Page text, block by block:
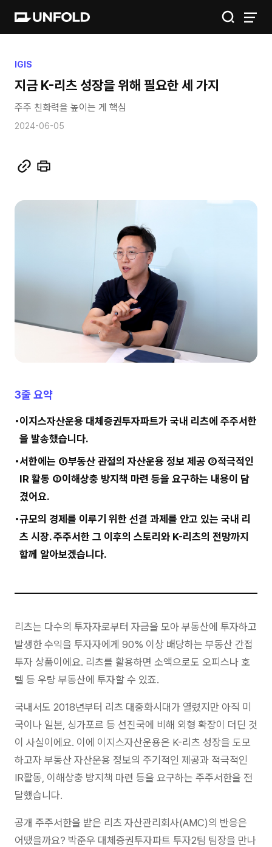
IGIS
공간
IGIS
지금 K-리츠 성장을 위해 필요한 세 가지
주주 친화력을 높이는 게 핵심
2024-06-05
3줄 요약
이지스자산운용 대체증권투자파트가 국내 리츠에 주주서한
을 발송했습니다.
서한에는 ①부동산 관점의 자산운용 정보 제공 ②적극적인
IR 활동 ③이해상충 방지책 마련 등을 요구하는 내용이 담
겼어요.
규모의 경제를 이루기 위한 선결 과제를 안고 있는 국내 리
츠 시장. 주주서한 그 이후의 스토리와 K-리츠의 전망까지
함께 알아보겠습니다.
리츠는 다수의 투자자로부터 자금을 모아 부동산에 투자하고
발생한 수익을 투자자에게 90% 이상 배당하는 부동산 간접
투자 상품이에요. 리츠를 활용하면 소액으로도 오피스나 호
텔 등 우량 부동산에 투자할 수 있죠.
국내서도 2018년부터 리츠 대중화시대가 열렸지만 아직 미
국이나 일본, 싱가포르 등 선진국에 비해 외형 확장이 더딘 것
이 사실이에요. 이에 이지스자산운용은 K-리츠 성장을 도모
하고자 부동산 자산운용 정보의 주기적인 제공과 적극적인
IR활동, 이해상충 방지책 마련 등을 요구하는 주주서한을 전
달했습니다.
공개 주주서한을 받은 리츠 자산관리회사(AMC)의 반응은
어땠을까요? 박준우 대체증권투자파트 투자2팀 팀장을 만나